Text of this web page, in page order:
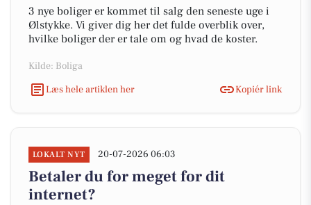
3 nye boliger er kommet til salg den seneste uge i
Ølstykke. Vi giver dig her det fulde overblik over,
hvilke boliger der er tale om og hvad de koster.
Kilde: Boliga
Læs hele artiklen her
Kopiér link
LOKALT NYT 20-07-2026 06:03
Betaler du for meget for dit
internet?